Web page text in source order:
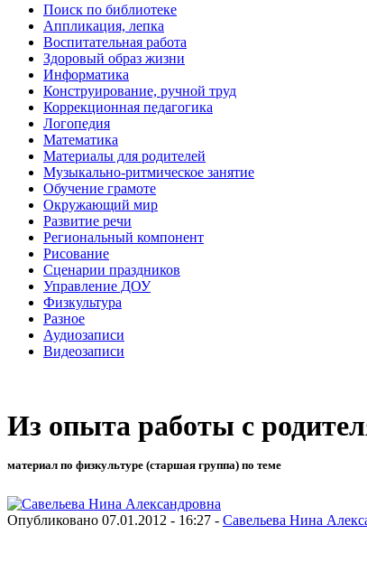
Поиск по библиотеке
Аппликация, лепка
Воспитательная работа
Здоровый образ жизни
Информатика
Конструирование, ручной труд
Коррекционная педагогика
Логопедия
Математика
Материалы для родителей
Музыкально-ритмическое занятие
Обучение грамоте
Окружающий мир
Развитие речи
Региональный компонент
Рисование
Сценарии праздников
Управление ДОУ
Физкультура
Разное
Аудиозаписи
Видеозаписи
Из опыта работы с
материал по физкультуре (старшая группа) по теме
Опубликовано 07.01.2012 - 16:27 - Савельева Нина